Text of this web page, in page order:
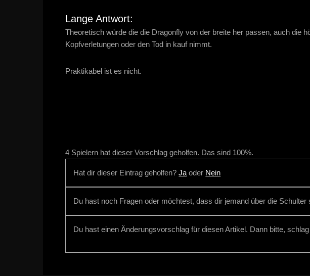
Lange Antwort:
Theoretisch würde die die Dragonfly von der breite her passen, auch die
Kopfverletungen oder den Tod in kauf nimmt.
Praktikabel ist es nicht.
4 Spielern hat dieser Vorschlag geholfen. Das sind 100%.
Hat dir dieser Eintrag geholfen?Jaoder Nein
Du hast noch Fragen oder möchtest, dass dir jemand über die
Du hast einen Änderungsvorschlag für diesen Artikel. Dann bitte,